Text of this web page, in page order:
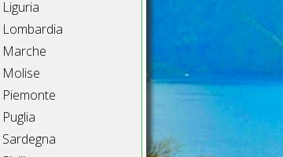
Liguria
Lombardia
Marche
Molise
Piemonte
Puglia
Sardegna